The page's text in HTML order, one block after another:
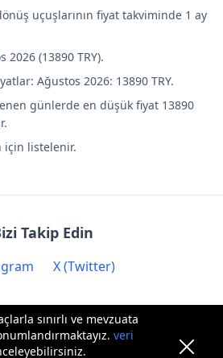
sınırlı ve mevzuata
veri
uçuşlarının fiyat takviminde 1 ay
(13890 TRY).
Ağustos 2026: 13890 TRY.
günlerde en düşük fiyat 13890
için listelenir.
Takip Edin
X (Twitter)
contact@biryere.com